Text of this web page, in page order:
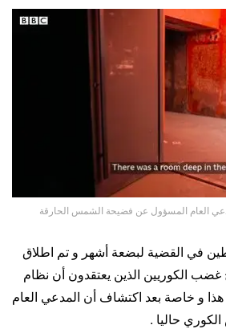
العام المسؤول عن فضيحة الشمس الحارقة
في القضية لبضعة أشهر و تم اطلاق
الكوريين الذين يعتقدون أن نظام
و خاصة بعد اكتشاف أن المدعي العام
حاليا .